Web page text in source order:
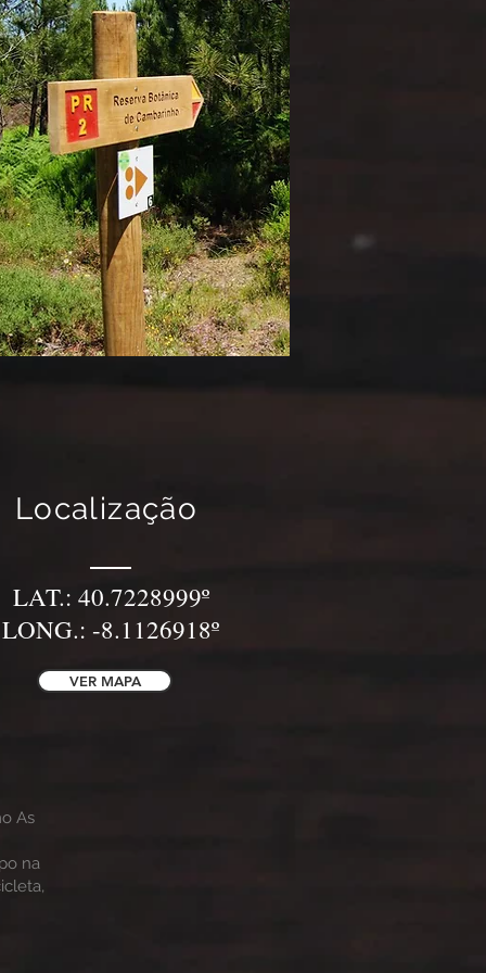
Localização
LAT.: 40.7228999º
LONG.: -8.1126918º
VER MAPA
As
na